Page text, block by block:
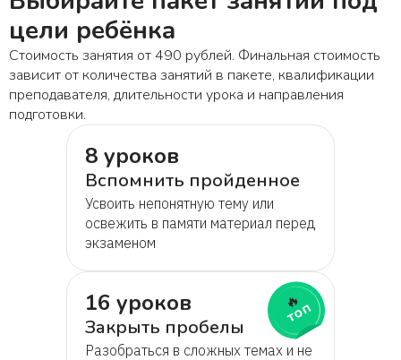
цели ребёнка
Стоимость занятия от 490 рублей. Финальная стоимость
зависит от количества занятий в пакете, квалификации
преподавателя, длительности урока и направления
подготовки.
8 уроков
Вспомнить пройденное
Усвоить непонятную тему или
освежить в памяти материал перед
экзаменом
16 уроков
Закрыть пробелы
Разобраться в сложных темах и не
🔥
топ